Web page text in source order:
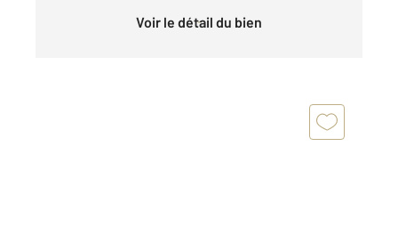
Voir le détail du bien